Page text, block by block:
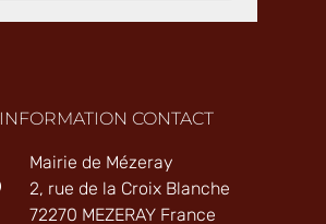
INFORMATION CONTACT
Mairie de Mézeray
2, rue de la Croix Blanche
72270 MEZERAY France